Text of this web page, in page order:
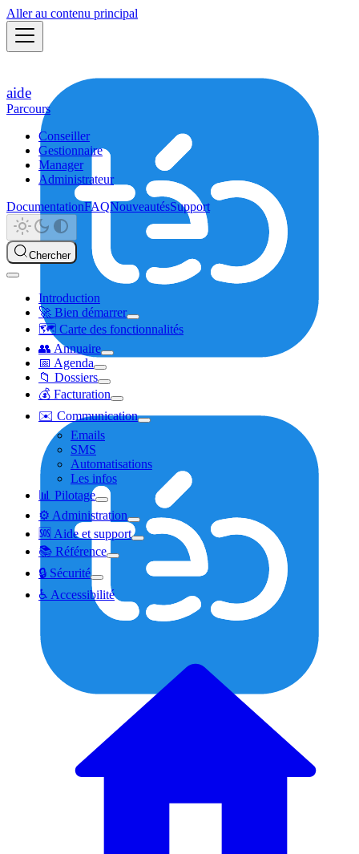
Aller au contenu principal
aide
Parcours
Conseiller
Gestionnaire
Manager
Administrateur
DocumentationFAQNouveautésSupport
Chercher
Introduction
🚀 Bien démarrer
🗺️ Carte des fonctionnalités
👥 Annuaire
📅 Agenda
📁 Dossiers
💰 Facturation
✉️ Communication
Emails
SMS
Automatisations
Les infos
📊 Pilotage
⚙️ Administration
🆘 Aide et support
📚 Référence
🔒 Sécurité
♿ Accessibilité